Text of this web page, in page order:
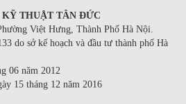
THUẬT TÂN ĐỨC
Việt Hưng, Thành Phố Hà Nội.
do sở kế hoạch và đầu tư thành phố Hà
06 năm 2012
15 tháng 12 năm 2016